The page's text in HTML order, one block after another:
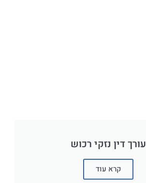
עורך דין נזקי רכוש
קרא עוד